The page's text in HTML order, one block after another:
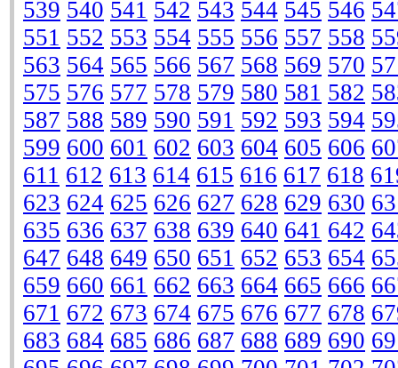
539 540 541 542 543 544 545 546
551 552 553 554 555 556 557 558
563 564 565 566 567 568 569 570
575 576 577 578 579 580 581 582
587 588 589 590 591 592 593 594
599 600 601 602 603 604 605 606
611 612 613 614 615 616 617 618
623 624 625 626 627 628 629 630
635 636 637 638 639 640 641 642
647 648 649 650 651 652 653 654
659 660 661 662 663 664 665 666
671 672 673 674 675 676 677 678
683 684 685 686 687 688 689 690